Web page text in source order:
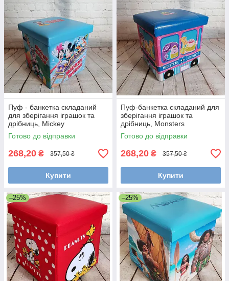
Пуф - банкетка складаний
для зберігання іграшок та
дрібниць, Mickey
Готово до відправки
268,20 ₴ 357,50 ₴
Купити
Пуф-банкетка складаний для
зберігання іграшок та
дрібниць, Monsters
Готово до відправки
268,20 ₴ 357,50 ₴
Купити
–25% –25%